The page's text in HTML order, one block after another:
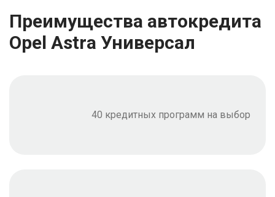
Преимущества автокредита
Opel Astra Универсал
40 кредитных программ на выбор